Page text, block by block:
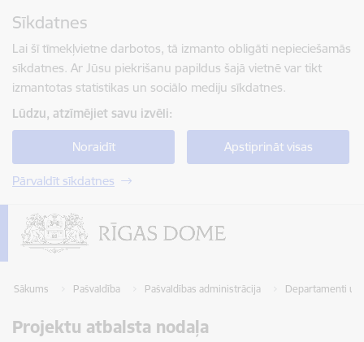
Sīkdatnes
Lai šī tīmekļvietne darbotos, tā izmanto obligāti nepieciešamās
sīkdatnes. Ar Jūsu piekrišanu papildus šajā vietnē var tikt
izmantotas statistikas un sociālo mediju sīkdatnes.
Lūdzu, atzīmējiet savu izvēli:
Noraidīt Apstiprināt visas
Pārvaldīt sīkdatnes
Sākums Pašvaldība Pašvaldības administrācija Departamenti un
Projektu atbalsta nodaļa